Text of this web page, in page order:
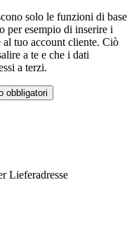
solo le funzioni di base
per esempio di inserire i
tuo account cliente. Ciò
a te e che i dati
a terzi.
obbligatori
Lieferadresse